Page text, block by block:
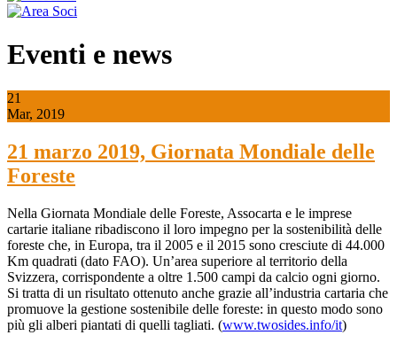
Eventi e news
21
Mar, 2019
21 marzo 2019, Giornata Mondiale delle
Foreste
Nella Giornata Mondiale delle Foreste, Assocarta e le imprese
cartarie italiane ribadiscono il loro impegno per la sostenibilità delle
foreste che, in Europa, tra il 2005 e il 2015 sono cresciute di 44.000
Km quadrati (dato FAO). Un’area superiore al territorio della
Svizzera, corrispondente a oltre 1.500 campi da calcio ogni giorno.
Si tratta di un risultato ottenuto anche grazie all’industria cartaria che
promuove la gestione sostenibile delle foreste: in questo modo sono
più gli alberi piantati di quelli tagliati. (www.twosides.info/it)